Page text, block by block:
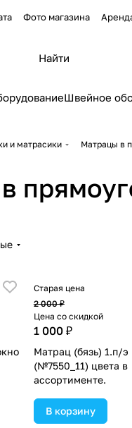
Фото магазина
Швейное
и матрасики Матрацы в
Старая цена
2 000 ₽
Цена со скидкой
1 000 ₽
Матрац (бязь) 1.п/э
(№7550_11) цвета в
ассортименте.
В корзину